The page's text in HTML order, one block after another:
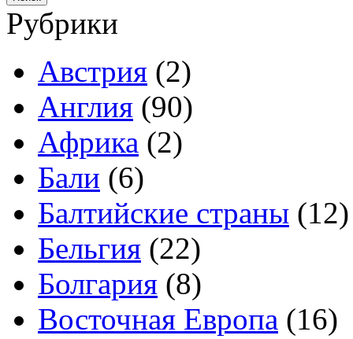
Рубрики
Австрия (2)
Англия (90)
Африка (2)
Бали (6)
Балтийские страны (12)
Бельгия (22)
Болгария (8)
Восточная Европа (16)